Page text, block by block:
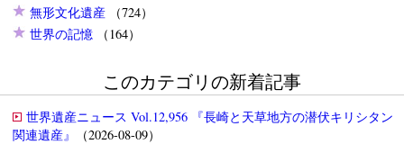
無形文化遺産（724）
世界の記憶（164）
このカテゴリの新着記事
世界遺産ニュース Vol.12,956 『長崎と天草地方の潜伏キリシタン
関連遺産』
（2026-08-09）